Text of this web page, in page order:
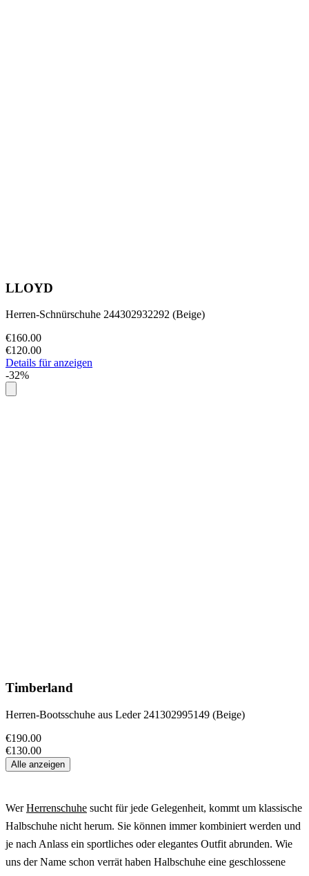
LLOYD
Herren-Schnürschuhe 244302932292 (Beige)
€160.00
€120.00
Details für anzeigen
-32%
Timberland
Herren-Bootsschuhe aus Leder 241302995149 (Beige)
€190.00
€130.00
Alle anzeigen
WerHerrenschuhe sucht für jede Gelegenheit, kommt um klassische
Halbschuhe nicht herum. Sie können immer kombiniert werden und
je nach Anlass ein sportliches oder elegantes Outfit abrunden. Wie
uns der Name schon verrät haben Halbschuhe eine geschlossene